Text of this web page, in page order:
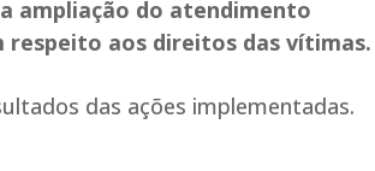
ampliação do atendimento
respeito aos direitos das vítimas.
das ações implementadas.